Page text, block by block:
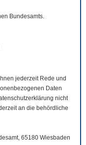
Bundesamts.
jederzeit Rede und
Daten
nicht
an die behördliche
65180 Wiesbaden